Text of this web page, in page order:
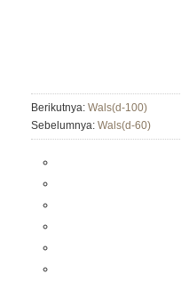
Berikutnya: Wals(d-100)
Sebelumnya: Wals(d-60)